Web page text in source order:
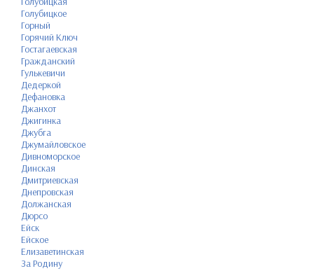
Голубицкое
Горный
Горячий Ключ
Гостагаевская
Гражданский
Гулькевичи
Дедеркой
Дефановка
Джанхот
Джигинка
Джубга
Джумайловское
Дивноморское
Динская
Дмитриевская
Днепровская
Должанская
Дюрсо
Ейск
Ейское
Елизаветинская
За Родину